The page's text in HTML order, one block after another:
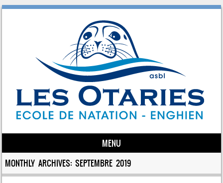
MENU
Skip to content
MONTHLY ARCHIVES:SEPTEMBRE 2019